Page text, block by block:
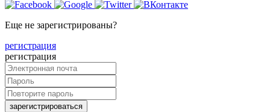
Еще не зарегистрированы?
регистрация
регистрация
зарегистрироваться